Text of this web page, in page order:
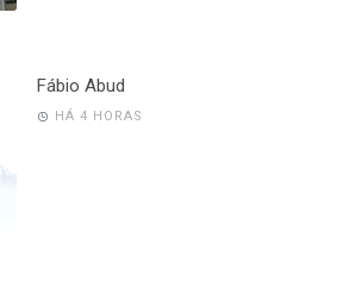
Fábio Abud
HÁ 4 HORAS